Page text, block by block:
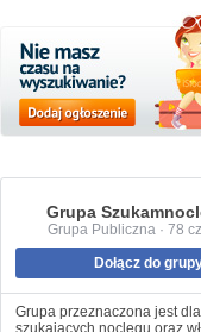
Grupa
Grupa Publiczna · 78
Dołącz do
Grupa przeznaczona jest
szukających noclegu oraz